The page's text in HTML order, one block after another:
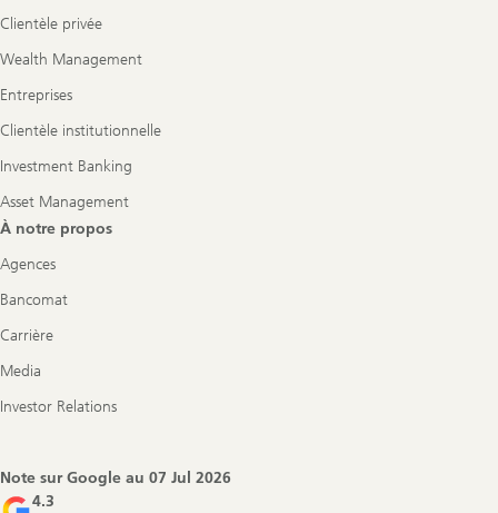
Clientèle privée
Wealth Management
Entreprises
Clientèle institutionnelle
Investment Banking
Asset Management
À notre propos
Agences
Bancomat
Carrière
Media
Investor Relations
Note sur Google au 07 Jul 2026
4.3